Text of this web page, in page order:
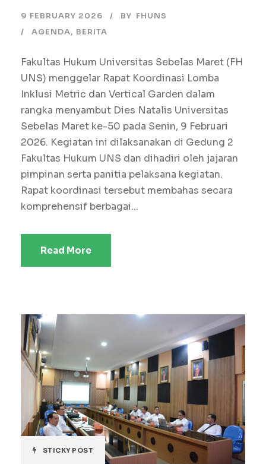
9 FEBRUARY 2026 BY FHUNS
AGENDA, BERITA
Fakultas Hukum Universitas Sebelas Maret (FH
UNS) menggelar Rapat Koordinasi Lomba
Inklusi Metric dan Vertical Garden dalam
rangka menyambut Dies Natalis Universitas
Sebelas Maret ke-50 pada Senin, 9 Februari
2026. Kegiatan ini dilaksanakan di Gedung 2
Fakultas Hukum UNS dan dihadiri oleh jajaran
pimpinan serta panitia pelaksana kegiatan.
Rapat koordinasi tersebut membahas secara
komprehensif berbagai...
Read More
STICKY POST